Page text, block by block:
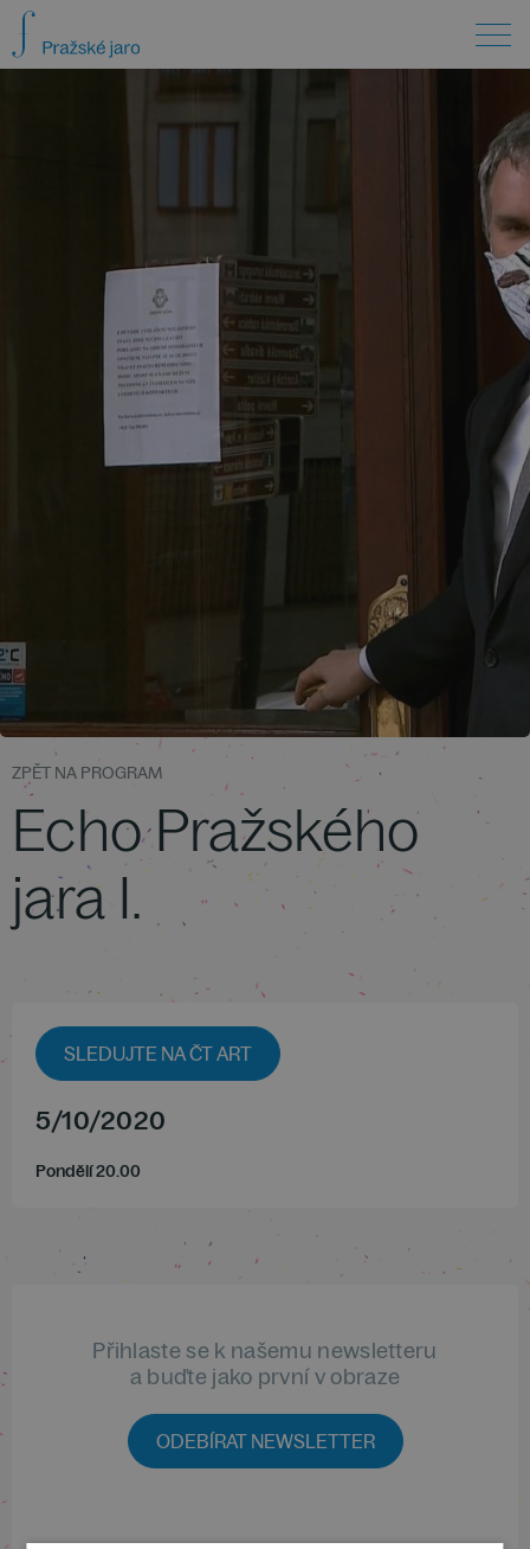
ZPĚT NA PROGRAM
Echo Pražského
jara I.
SLEDUJTE NA ČT ART
5/10/2020
Pondělí 20.00
Přihlaste se k našemu newsletteru
a buďte jako první v obraze
ODEBÍRAT NEWSLETTER